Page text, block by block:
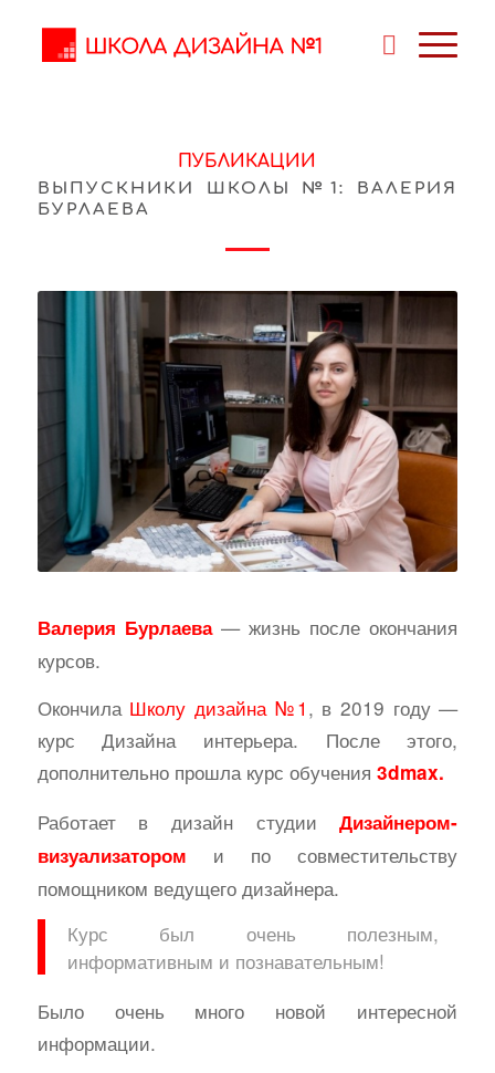
ПУБЛИКАЦИИ
ВЫПУСКНИКИ ШКОЛЫ №1: ВАЛЕРИЯ
БУРЛАЕВА
Валерия Бурлаева— жизнь после окончания
курсов.
Окончила Школу дизайна №1 , в 2019 году —
курс Дизайна интерьера. После этого,
дополнительно прошла курс обучения 3dmax.
Работает в дизайн студииДизайнером-
визуализатором и по совместительству
помощником ведущего дизайнера.
Курс был очень полезным,
информативным и познавательным!
Было очень много новой интересной
информации.